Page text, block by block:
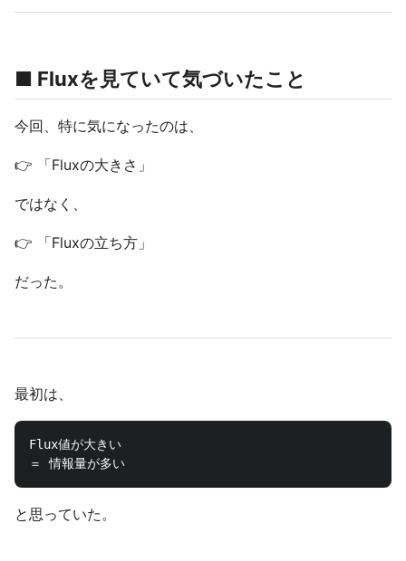
■ Fluxを見ていて気づいたこと
今回、特に気になったのは、
👉 「Fluxの大きさ」
ではなく、
👉 「Fluxの立ち方」
だった。
最初は、
Flux値が大きい
と思っていた。